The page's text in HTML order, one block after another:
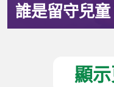
誰是留守兒童
顯